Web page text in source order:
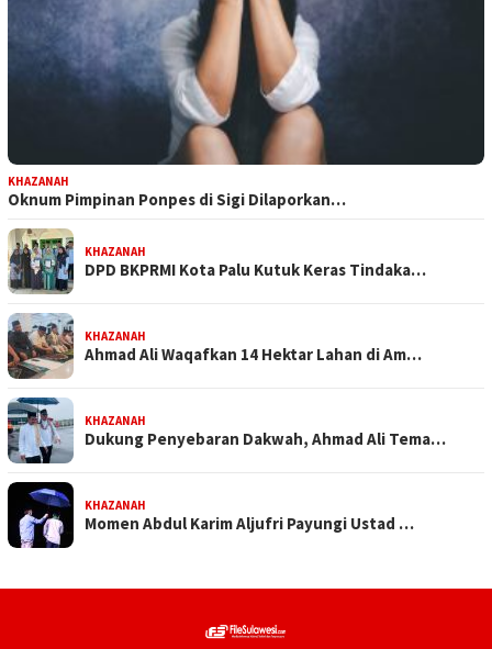
KHAZANAH
Oknum Pimpinan Ponpes di Sigi Dilaporkan…
KHAZANAH
DPD BKPRMI Kota Palu Kutuk Keras Tindaka…
KHAZANAH
Ahmad Ali Waqafkan 14 Hektar Lahan di Am…
KHAZANAH
Dukung Penyebaran Dakwah, Ahmad Ali Tema…
KHAZANAH
Momen Abdul Karim Aljufri Payungi Ustad …